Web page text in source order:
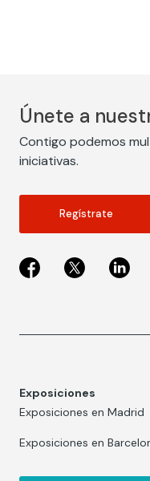
Únete a
Contigo podemos
iniciativas.
Regístrate
Exposiciones
Exposiciones en Madrid
Exposiciones en